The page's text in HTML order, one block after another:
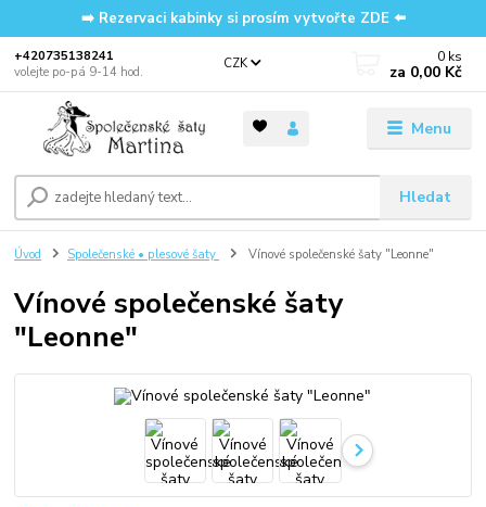
➡️ Rezervaci kabinky si prosím vytvořte ZDE ⬅️
Menu
CZK
Hledat
‭+420735138241
volejte po-pá 9-14 hod.
0 ks
za 0,00 Kč
Úvod Společenské • plesové šaty Vínové společenské šaty "Leonne"
Vínové společenské šaty
"Leonne"